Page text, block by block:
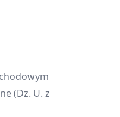
(Dz. U. z